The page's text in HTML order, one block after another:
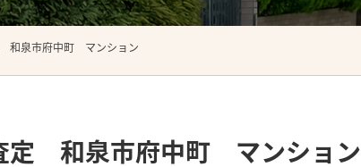
和泉市府中町 マンション
定 和泉市府中町 マンション